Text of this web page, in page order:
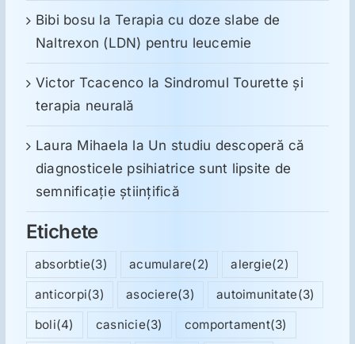
Bibi bosu laTerapia cu doze slabe de
Naltrexon (LDN) pentru leucemie
Victor Tcacenco la Sindromul Tourette şi
terapia neurală
Laura Mihaela la Un studiu descoperă că
diagnosticele psihiatrice sunt lipsite de
semnificație științifică
Etichete
absorbtie(3) acumulare(2) alergie(2)
anticorpi(3) asociere(3) autoimunitate(3)
boli(4) casnicie(3) comportament(3)